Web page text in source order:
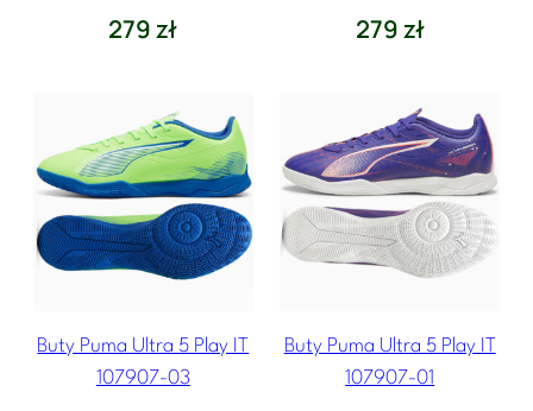
279zł 279zł
Buty Puma Ultra 5 Play IT
107907-03
Buty Puma Ultra 5 Play IT
107907-01